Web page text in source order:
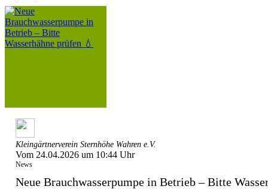
Kleingärtnerverein Sternhöhe Wahren e.V.
Vom 24.04.2026 um 10:44 Uhr
News
Neue Brauchwasserpumpe in Betrieb – Bitte